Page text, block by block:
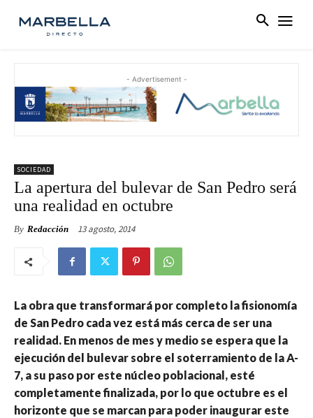
- Advertisement -
SOCIEDAD
La apertura del bulevar de San Pedro será
una realidad en octubre
By Redacción 13 agosto, 2014
La obra que transformará por completo la fisionomía
de San Pedro cada vez está más cerca de ser una
realidad. En menos de mes y medio se espera que la
ejecución del bulevar sobre el soterramiento de la A-
7, a su paso por este núcleo poblacional, esté
completamente finalizada, por lo que octubre es el
horizonte que se marcan para poder inaugurar este